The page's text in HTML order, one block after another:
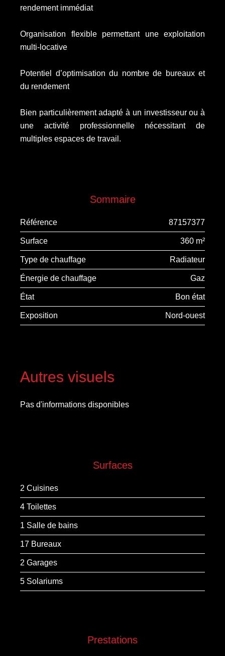
rendement immédiat
Organisation flexible permettant une exploitation
multi-locative
Potentiel d’optimisation du nombre de bureaux et
du rendement
Bien particulièrement adapté à un investisseur ou à
une activité professionnelle nécessitant de
multiples espaces de travail.
Sommaire
Référence 87157377
Surface 360 m²
Type de chauffage Radiateur
Énergie de chauffage Gaz
État Bon état
Exposition Nord-ouest
Autres visuels
Pas d'informations disponibles
Surfaces
2 Cuisines
4 Toilettes
1 Salle de bains
17 Bureaux
2 Garages
5 Solariums
Prestations